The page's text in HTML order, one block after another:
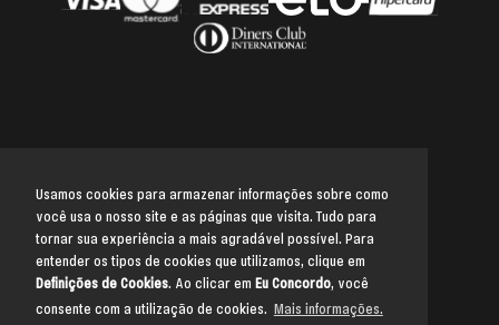
Usamos cookies para armazenar informações sobre como
você usa o nosso site e as páginas que visita. Tudo para
tornar sua experiência a mais agradável possível. Para
entender os tipos de cookies que utilizamos, clique em
Definições de Cookies. Ao clicar em Eu Concordo, você
consente com a utilização de cookies. Mais informações.
Voltar para o topo